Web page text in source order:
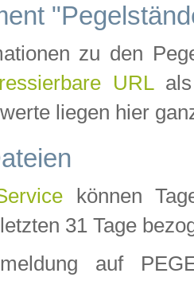
zu den
URLals
liegen hier
können
31 Tage
auf